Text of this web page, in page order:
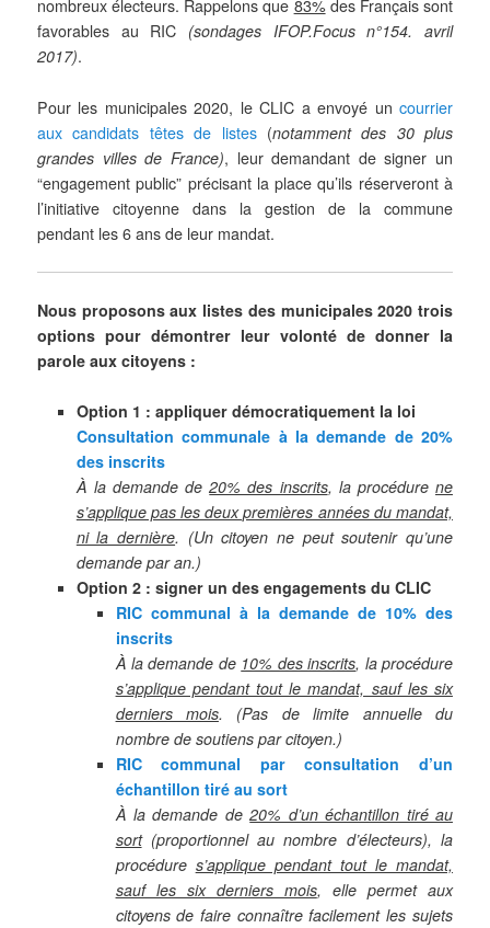
nombreux électeurs. Rappelons que 83%des Français sont
favorables au RIC (sondages IFOP.Focus n°154. avril
2017).
Pour les municipales 2020, le CLIC a envoyé un courrier
aux candidats têtes de listes(notamment des 30 plus
grandes villes de France), leur demandant de signer un
“engagement public” précisant la place qu’ils réserveront à
l’initiative citoyenne dans la gestion de la commune
pendant les 6 ans de leur mandat.
Nous proposons aux listes des municipales 2020 trois
options pour démontrer leur volonté de donner la
parole aux citoyens :
Option 1 : appliquer démocratiquement la loi
Consultation communale à la demande de 20%
des inscrits
À la demande de20% des inscrits, la procédure ne
s’applique pas les deux premières années du mandat,
ni la dernière. (Un citoyen ne peut soutenir qu’une
demande par an.)
Option 2 : signer un des engagements du CLIC
RIC communal à la demande de 10% des
inscrits
À la demande de 10% des inscrits, la procédure
s’applique pendant tout le mandat, sauf les six
derniers mois. (Pas de limite annuelle du
nombre de soutiens par citoyen.)
RIC communal par consultation d’un
échantillon tiré au sort
À la demande de20% d’un échantillon tiré au
sort(proportionnel au nombre d’électeurs), la
procédure s’applique pendant tout le mandat,
sauf les six derniers mois, elle permet aux
citoyens de faire connaître facilement les sujets